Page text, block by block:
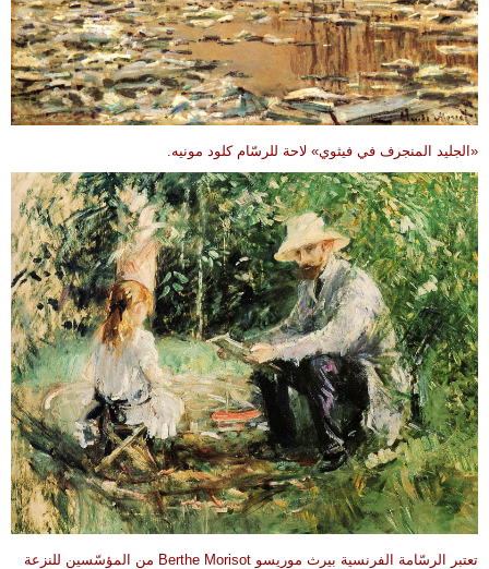
«الجليد المنجرف في فيثوي» لاحة للرسّام كلود مونيه.
تعتبر الرسّامة الفرنسية بيرث موريسو Berthe Morisot من المؤسّسين للنزعة